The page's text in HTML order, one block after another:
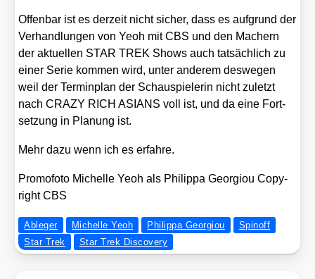
Offen­bar ist es der­zeit nicht sicher, dass es auf­grund der
Ver­hand­lun­gen von Yeoh mit CBS und den Machern
der aktu­el­len STAR TREK Shows auch tat­säch­lich zu
einer Serie kom­men wird, unter ande­rem des­we­gen
weil der Ter­min­plan der Schau­spie­le­rin nicht zuletzt
nach CRAZY RICH ASIANS voll ist, und da eine Fort­
set­zung in Pla­nung ist.
Mehr dazu wenn ich es erfah­re.
Pro­mo­fo­to Michel­le Yeoh als Phil­ip­pa Geor­giou Copy­
right CBS
Ableger Michelle Yeoh Philippa Georgiou
Spinoff
Star Trek
Star Trek Discovery